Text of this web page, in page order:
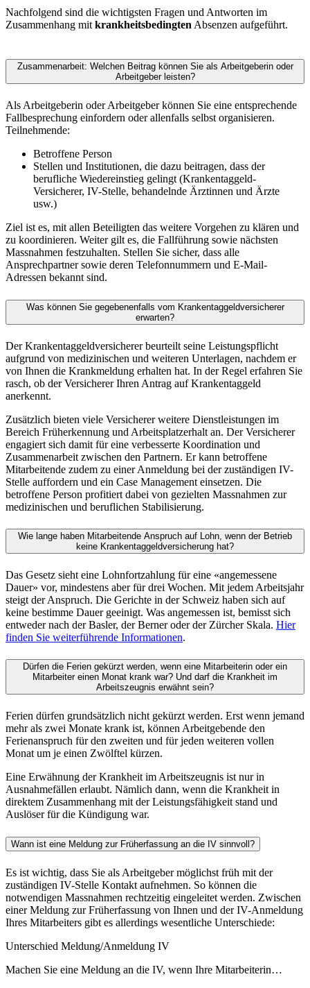
Nachfolgend sind die wichtigsten Fragen und Antworten im
Zusammenhang mit krankheitsbedingten Absenzen aufgeführt.
Zusammenarbeit: Welchen Beitrag können Sie als Arbeitgeberin oder
Arbeitgeber leisten?
Als Arbeitgeberin oder Arbeitgeber können Sie eine entsprechende
Fallbesprechung einfordern oder allenfalls selbst organisieren.
Teilnehmende:
Betroffene Person
Stellen und Institutionen, die dazu beitragen, dass der
berufliche Wiedereinstieg gelingt (Krankentaggeld-
Versicherer, IV-Stelle, behandelnde Ärztinnen und Ärzte
usw.)
Ziel ist es, mit allen Beteiligten das weitere Vorgehen zu klären und
zu koordinieren. Weiter gilt es, die Fallführung sowie nächsten
Massnahmen festzuhalten. Stellen Sie sicher, dass alle
Ansprechpartner sowie deren Telefonnummern und E-Mail-
Adressen bekannt sind.
Was können Sie gegebenenfalls vom Krankentaggeldversicherer
erwarten?
Der Krankentaggeldversicherer beurteilt seine Leistungspflicht
aufgrund von medizinischen und weiteren Unterlagen, nachdem er
von Ihnen die Krankmeldung erhalten hat. In der Regel erfahren Sie
rasch, ob der Versicherer Ihren Antrag auf Krankentaggeld
anerkennt.
Zusätzlich bieten viele Versicherer weitere Dienstleistungen im
Bereich Früherkennung und Arbeitsplatzerhalt an. Der Versicherer
engagiert sich damit für eine verbesserte Koordination und
Zusammenarbeit zwischen den Partnern. Er kann betroffene
Mitarbeitende zudem zu einer Anmeldung bei der zuständigen IV-
Stelle auffordern und ein Case Management einsetzen. Die
betroffene Person profitiert dabei von gezielten Massnahmen zur
medizinischen und beruflichen Stabilisierung.
Wie lange haben Mitarbeitende Anspruch auf Lohn, wenn der Betrieb
keine Krankentaggeldversicherung hat?
Das Gesetz sieht eine Lohnfortzahlung für eine «angemessene
Dauer» vor, mindestens aber für drei Wochen. Mit jedem Arbeitsjahr
steigt der Anspruch. Die Gerichte in der Schweiz haben sich auf
keine bestimme Dauer geeinigt. Was angemessen ist, bemisst sich
entweder nach der Basler, der Berner oder der Zürcher Skala. Hier
finden Sie weiterführende Informationen.
Dürfen die Ferien gekürzt werden, wenn eine Mitarbeiterin oder ein
Mitarbeiter einen Monat krank war? Und darf die Krankheit im
Arbeitszeugnis erwähnt sein?
Ferien dürfen grundsätzlich nicht gekürzt werden. Erst wenn jemand
mehr als zwei Monate krank ist, können Arbeitgebende den
Ferienanspruch für den zweiten und für jeden weiteren vollen
Monat um je einen Zwölftel kürzen.
Eine Erwähnung der Krankheit im Arbeitszeugnis ist nur in
Ausnahmefällen erlaubt. Nämlich dann, wenn die Krankheit in
direktem Zusammenhang mit der Leistungsfähigkeit stand und
Auslöser für die Kündigung war.
Wann ist eine Meldung zur Früherfassung an die IV sinnvoll?
Es ist wichtig, dass Sie als Arbeitgeber möglichst früh mit der
zuständigen IV-Stelle Kontakt aufnehmen. So können die
notwendigen Massnahmen rechtzeitig eingeleitet werden. Zwischen
einer Meldung zur Früherfassung von Ihnen und der IV-Anmeldung
Ihres Mitarbeiters gibt es allerdings wesentliche Unterschiede:
Unterschied Meldung/Anmeldung IV
Machen Sie eine Meldung an die IV, wenn Ihre Mitarbeiterin…